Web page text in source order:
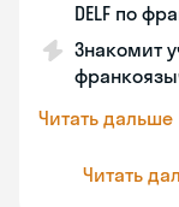
DELF по
Знакомит
Читать дальше
Читать